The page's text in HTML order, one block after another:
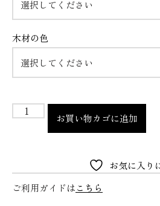
木材の色
お買い物カゴに追加
お気に入り
ご利用ガイドはこちら